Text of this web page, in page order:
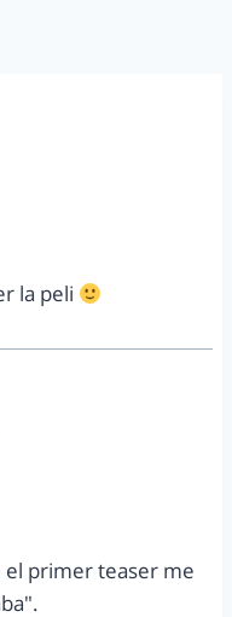
la peli
el primer teaser me